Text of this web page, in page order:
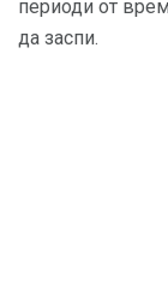
периоди от
да заспи.